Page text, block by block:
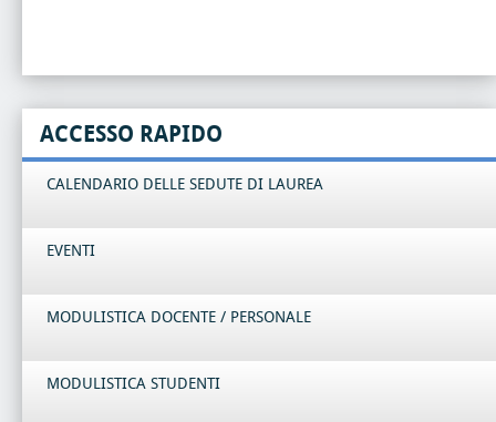
ACCESSO RAPIDO
CALENDARIO DELLE SEDUTE DI LAUREA
EVENTI
MODULISTICA DOCENTE / PERSONALE
MODULISTICA STUDENTI